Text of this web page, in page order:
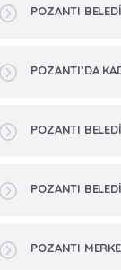
POZANTI
POZANTI’DA
POZANTI
POZANTI
POZANTI